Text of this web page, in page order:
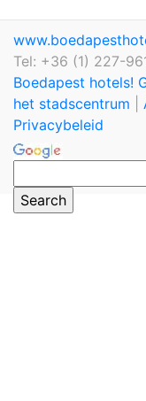
Tel: +36 (1) 227-
Boedapest hotels!
het stadscentrum
Privacybeleid